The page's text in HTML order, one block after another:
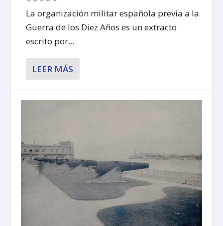
La organización militar española previa a la
Guerra de los Diez Años es un extracto
escrito por...
LEER MÁS